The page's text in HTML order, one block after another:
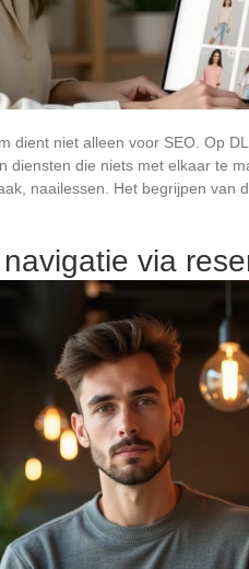
dient niet alleen voor SEO. Op
diensten die niets met elkaar te
naailessen. Het begrijpen van
via